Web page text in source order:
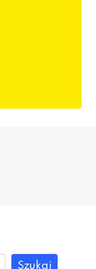
Szukaj